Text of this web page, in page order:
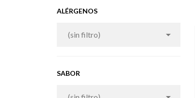
ALÉRGENOS
(sin filtro) 
SABOR